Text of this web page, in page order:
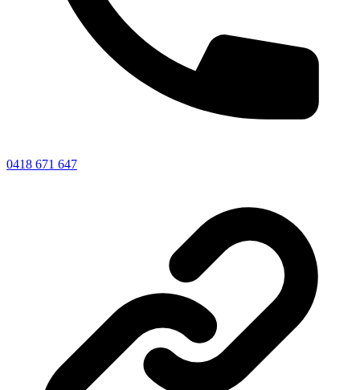
0418 671 647